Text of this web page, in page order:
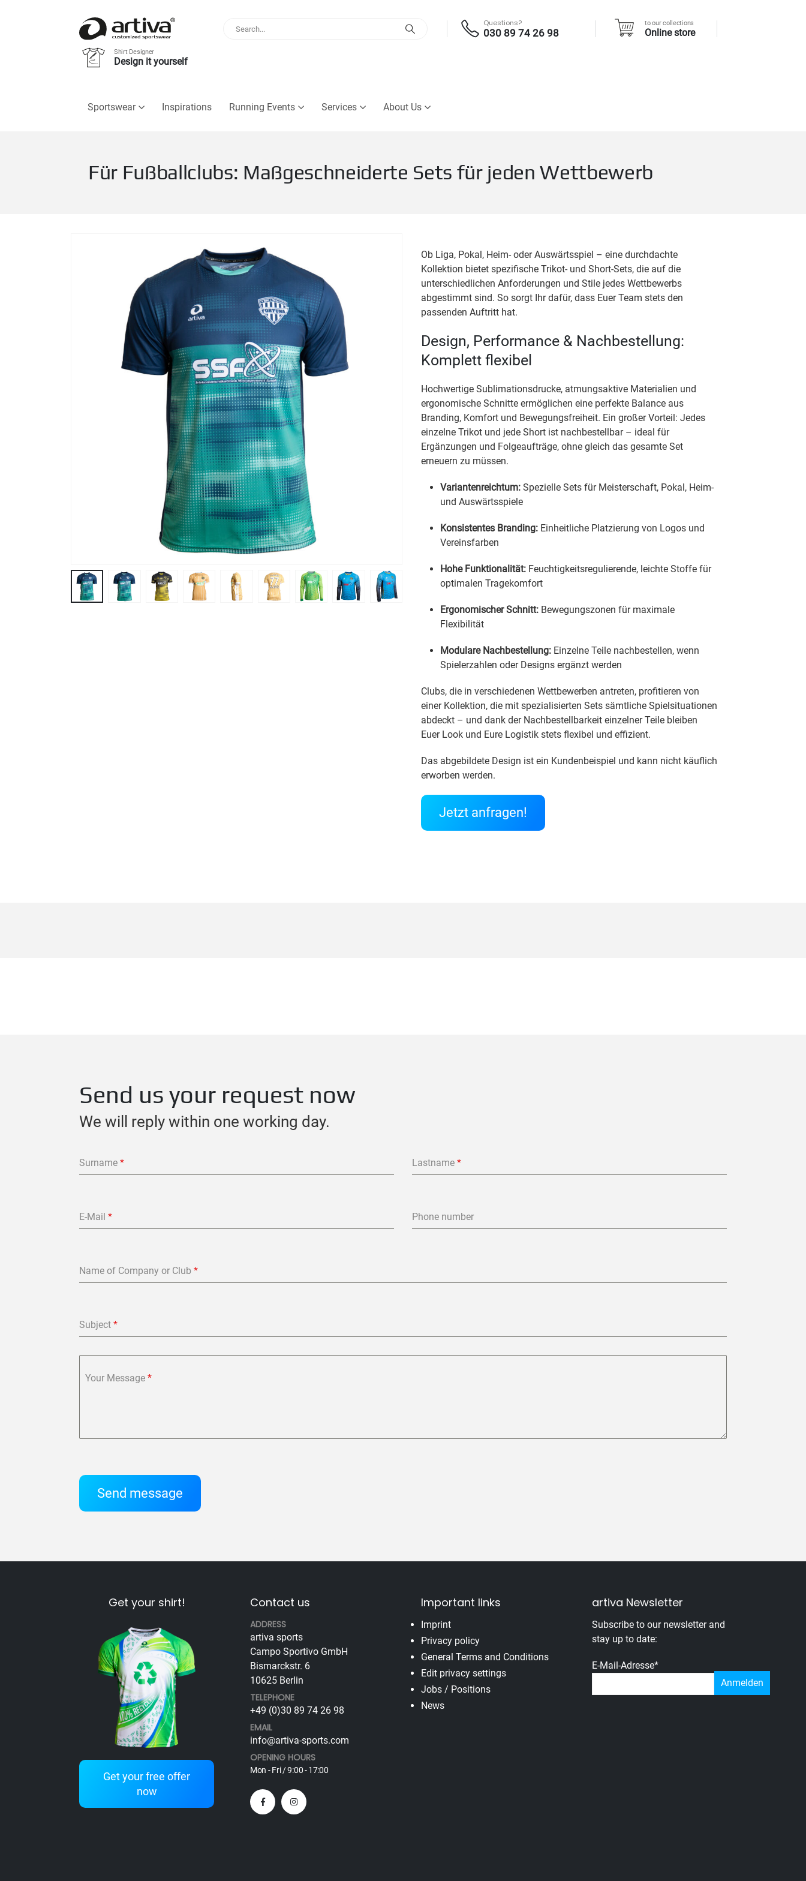
Questions?
030 89 74 26 98
to our collections
Online store
Shirt Designer
Design it yourself
Sportswear Inspirations Running Events Services About Us
Für Fußballclubs: Maßgeschneiderte Sets für jeden Wettbewerb
Ob Liga, Pokal, Heim- oder Auswärtsspiel – eine durchdachte
Kollektion bietet spezifische Trikot- und Short-Sets, die auf die
unterschiedlichen Anforderungen und Stile jedes Wettbewerbs
abgestimmt sind. So sorgt Ihr dafür, dass Euer Team stets den
passenden Auftritt hat.
Design, Performance & Nachbestellung:
Komplett flexibel
Hochwertige Sublimationsdrucke, atmungsaktive Materialien und
ergonomische Schnitte ermöglichen eine perfekte Balance aus
Branding, Komfort und Bewegungsfreiheit. Ein großer Vorteil: Jedes
einzelne Trikot und jede Short ist nachbestellbar – ideal für
Ergänzungen und Folgeaufträge, ohne gleich das gesamte Set
erneuern zu müssen.
Variantenreichtum: Spezielle Sets für Meisterschaft, Pokal, Heim-
und Auswärtsspiele
Konsistentes Branding: Einheitliche Platzierung von Logos und
Vereinsfarben
Hohe Funktionalität: Feuchtigkeitsregulierende, leichte Stoffe für
optimalen Tragekomfort
Ergonomischer Schnitt: Bewegungszonen für maximale
Flexibilität
Modulare Nachbestellung: Einzelne Teile nachbestellen, wenn
Spielerzahlen oder Designs ergänzt werden
Clubs, die in verschiedenen Wettbewerben antreten, profitieren von
einer Kollektion, die mit spezialisierten Sets sämtliche Spielsituationen
abdeckt – und dank der Nachbestellbarkeit einzelner Teile bleiben
Euer Look und Eure Logistik stets flexibel und effizient.
Das abgebildete Design ist ein Kundenbeispiel und kann nicht käuflich
erworben werden.
Jetzt anfragen!
Send us your request now
We will reply within one working day.
Surname * Lastname *
E-Mail * Phone number
Name of Company or Club *
Subject *
Your Message *
Send message
Get your shirt!
Get your free offer
now
Contact us
ADDRESS
artiva sports
Campo Sportivo GmbH
Bismarckstr. 6
10625 Berlin
TELEPHONE
+49 (0)30 89 74 26 98
EMAIL
info@artiva-sports.com
OPENING HOURS
Mon - Fri / 9:00 - 17:00
Important links
Imprint
Privacy policy
General Terms and Conditions
Edit privacy settings
Jobs / Positions
News
artiva Newsletter
Subscribe to our newsletter and
stay up to date:
E-Mail-Adresse*